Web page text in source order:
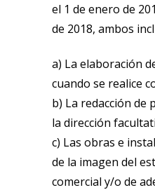
el 1 de enero de
de 2018, ambos
a) La elaboración
cuando se realice
b) La redacción de
la dirección
c) Las obras e
de la imagen del
comercial y/o de